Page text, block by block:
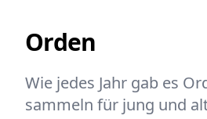
Orden
Wie jedes Jahr gab es
sammeln für jung und